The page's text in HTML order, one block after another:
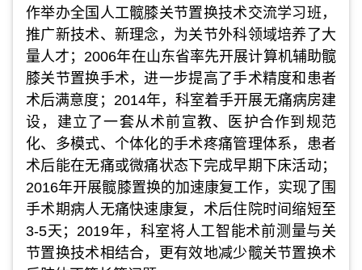
作举办全国人工髋膝关节置换技术交流学习班，
推广新技术、新理念，为关节外科领域培养了大
量人才；2006年在山东省率先开展计算机辅助髋
膝关节置换手术，进一步提高了手术精度和患者
术后满意度；2014年，科室着手开展无痛病房建
设，建立了一套从术前宣教、医护合作到规范
化、多模式、个体化的手术疼痛管理体系，患者
术后能在无痛或微痛状态下完成早期下床活动；
2016年开展髋膝置换的加速康复工作，实现了围
手术期病人无痛快速康复，术后住院时间缩短至
3-5天；2019年，科室将人工智能术前测量与关
节置换技术相结合，更有效地减少髋关节置换术